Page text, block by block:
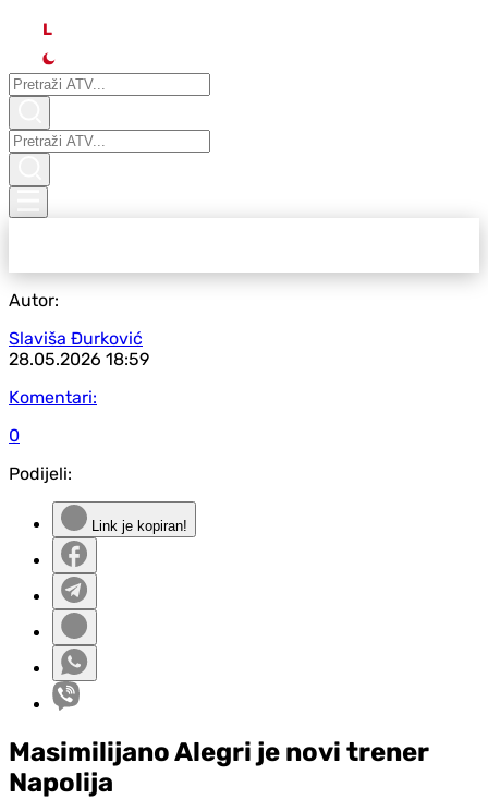
L
Autor:
Slaviša Đurković
28.05.2026 18:59
Komentari:
0
Podijeli:
Link je kopiran!
Masimilijano Alegri je novi trener
Napolija